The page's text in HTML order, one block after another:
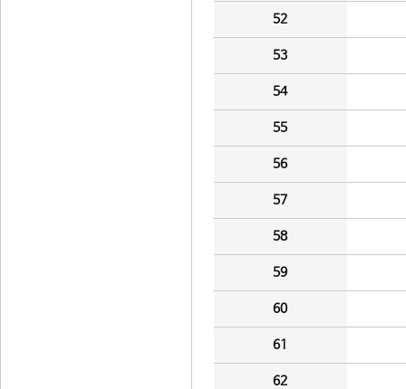
52
53
54
55
56
57
58
59
60
61
62